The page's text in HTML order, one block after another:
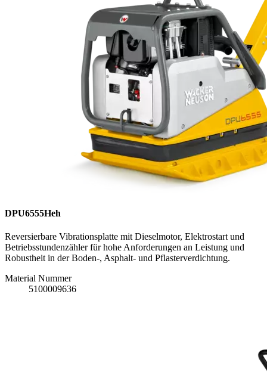
DPU6555Heh
Reversierbare Vibrationsplatte mit Dieselmotor, Elektrostart und
Betriebsstundenzähler für hohe Anforderungen an Leistung und
Robustheit in der Boden-, Asphalt- und Pflasterverdichtung.
Material Nummer
5100009636